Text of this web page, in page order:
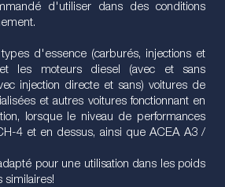
d'utiliser dans des conditions
d'essence (carburés, injections et
et les moteurs diesel (avec et sans
injection directe et sans) voitures de
et autres voitures fonctionnant en
lorsque le niveau de performances
4 et en dessus, ainsi que ACEA A3 /
pour une utilisation dans les poids
similaires!